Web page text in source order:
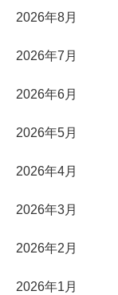
2026年8月
2026年7月
2026年6月
2026年5月
2026年4月
2026年3月
2026年2月
2026年1月